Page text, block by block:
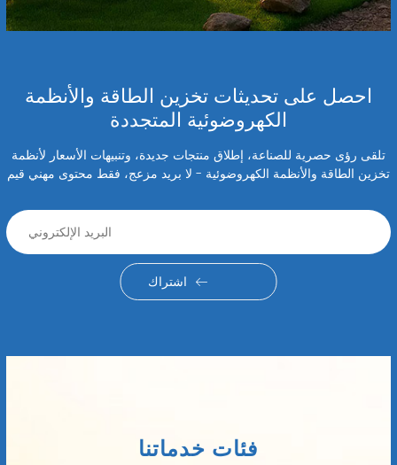
احصل على تحديثات تخزين الطاقة والأنظمة
الكهروضوئية المتجددة
تلقى رؤى حصرية للصناعة، إطلاق منتجات جديدة، وتنبيهات الأسعار لأنظمة
تخزين الطاقة والأنظمة الكهروضوئية - لا بريد مزعج، فقط محتوى مهني قيم
اشتراك
فئات خدماتنا